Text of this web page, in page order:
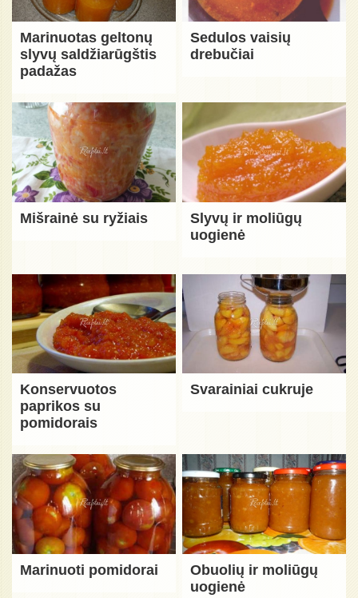
Marinuotas geltonų
slyvų saldžiarūgštis
padažas
Sedulos vaisių
drebučiai
Mišrainė su ryžiais
Slyvų ir moliūgų
uogienė
Konservuotos
paprikos su
pomidorais
Svarainiai cukruje
Marinuoti pomidorai
Obuolių ir moliūgų
uogienė